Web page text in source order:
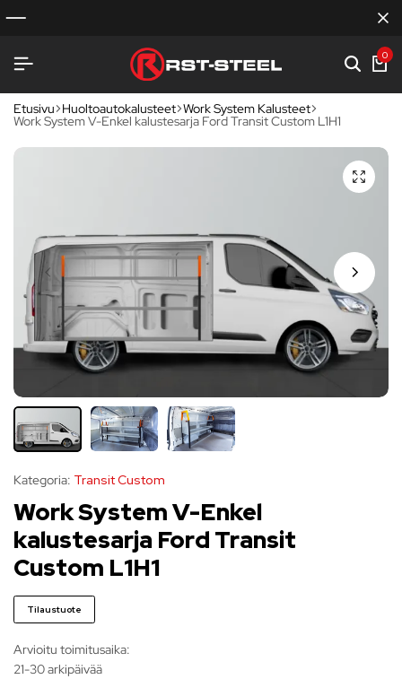
0
Etusivu Huoltoautokalusteet Work System Kalusteet
Work System V-Enkel kalustesarja Ford Transit Custom L1H1
Kategoria: Transit Custom
Work System V-Enkel
kalustesarja Ford Transit
Custom L1H1
Tilaustuote
Arvioitu toimitusaika:
21-30 arkipäivää